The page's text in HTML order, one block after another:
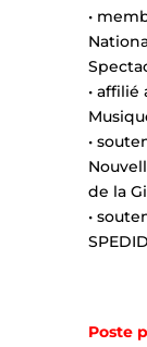
•
•
•
de la
•
Poste